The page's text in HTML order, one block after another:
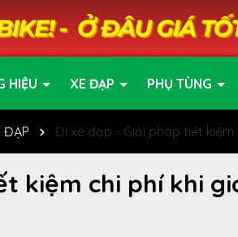
HIỆU XE ĐẠP PHỤ TÙNG
ĐẠP Đi xe đạp - Giải pháp tiết
kiệm chi phí khi